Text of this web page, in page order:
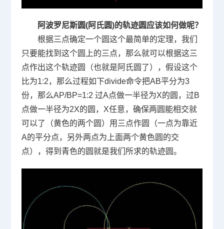
阿波罗尼斯圆(阿氏圆)的轨迹圆应该如何做呢？
根据三点确定一个圆这个最简单的定理，我们
只要能找到这个圆上的三点，那么就可以根据这三
点作出这个轨迹圆（也就是阿氏圆了），假设这个
比为1:2，那么过程如下divide命令把AB平分为3
份，那么AP/BP=1:2 过A点做一半径为X的圆，过B
点做一半径为2X的圆， X任意，确保两圆能相交就
可以了（黄色的两个圆）用三点作圆（一点为靠近
A的平分点，另外两点为上面两个黄色圆的交
点），得到青色的圆就是我们所求的轨迹圆。